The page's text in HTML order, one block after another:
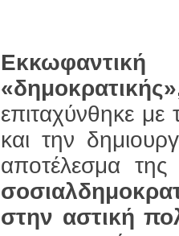
επιταχύνθηκε
και την
αποτέλεσμα
στην αστική